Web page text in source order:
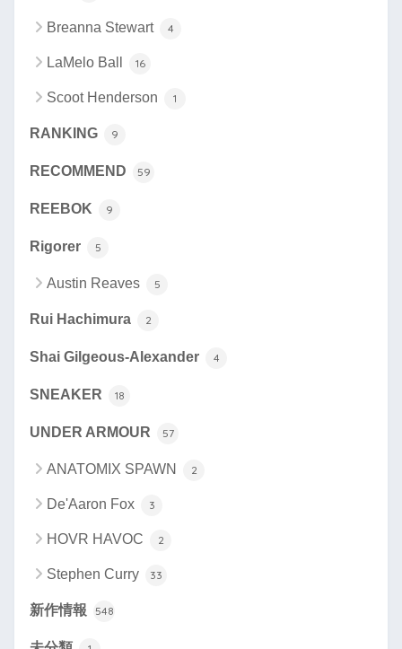
Breanna Stewart 4
LaMelo Ball 16
Scoot Henderson 1
RANKING 9
RECOMMEND 59
REEBOK 9
Rigorer 5
Austin Reaves 5
Rui Hachimura 2
Shai Gilgeous-Alexander 4
SNEAKER 18
UNDER ARMOUR 57
ANATOMIX SPAWN 2
De'Aaron Fox 3
HOVR HAVOC 2
Stephen Curry 33
新作情報 548